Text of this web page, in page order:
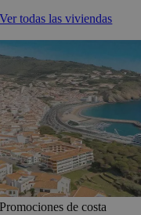
Ver todas las viviendas
Promociones de costa